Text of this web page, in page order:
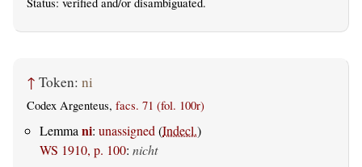
↑ Token: ni
Codex Argenteus, facs. 71 (fol. 100r)
Lemma ni: unassigned (Indecl.)
WS 1910, p. 100: nicht